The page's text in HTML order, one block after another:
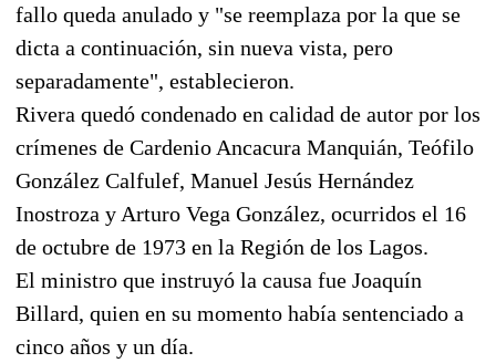
fallo queda anulado y "se reemplaza por la que se
dicta a continuación, sin nueva vista, pero
separadamente", establecieron.
Rivera quedó condenado en calidad de autor por los
crímenes de Cardenio Ancacura Manquián, Teófilo
González Calfulef, Manuel Jesús Hernández
Inostroza y Arturo Vega González, ocurridos el 16
de octubre de 1973 en la Región de los Lagos.
El ministro que instruyó la causa fue Joaquín
Billard, quien en su momento había sentenciado a
cinco años y un día.